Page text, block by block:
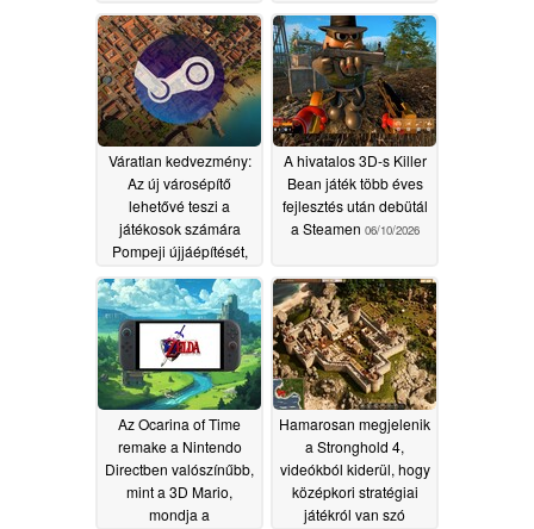
kerül a Steamen
06/10/2026
Váratlan kedvezmény:
Az új városépítő
lehetővé teszi a
játékosok számára
Pompeji újjáépítését,
megjelenés után máris
40%-os kedvezményt
kapnak06/10/2026
A hivatalos 3D-s Killer
Bean játék több éves
fejlesztés után debütál
a Steamen 06/10/2026
Az Ocarina of Time
remake a Nintendo
Directben valószínűbb,
mint a 3D Mario,
mondja a
Hamarosan megjelenik
a Stronghold 4,
videókból kiderül, hogy
középkori stratégiai
játékról van szó